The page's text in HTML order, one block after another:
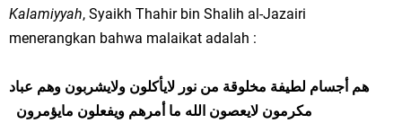
Kalamiyyah, Syaikh Thahir bin Shalih al-Jazairi
menerangkan bahwa malaikat adalah :
هم أجسام لطيفة مخلوقة من نور لايأكلون ولايشربون وهم عباد
مكرمون لايعصون الله ما أمرهم ويفعلون مايؤمرون